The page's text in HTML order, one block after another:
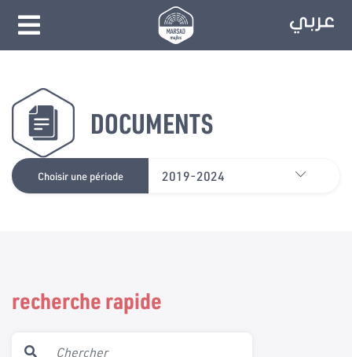
DOCUMENTS
Choisir une période 2019-2024
recherche rapide